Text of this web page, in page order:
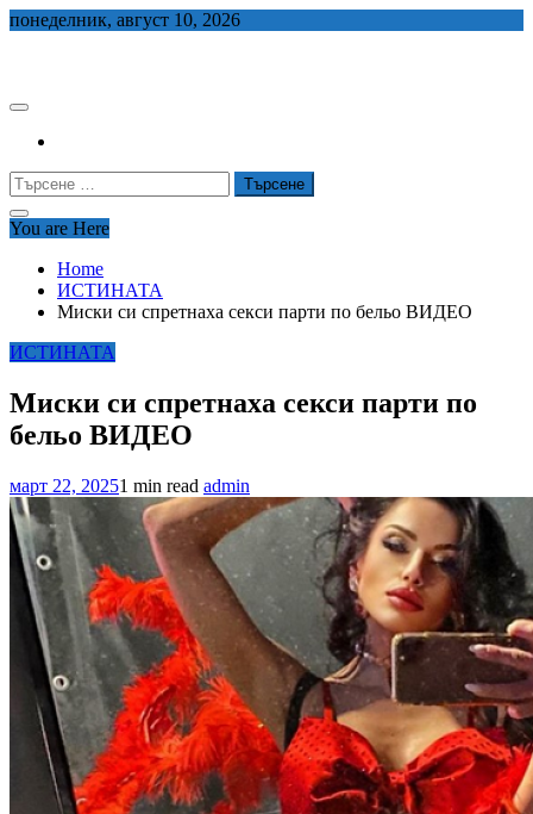
Skip
понеделник, август 10, 2026
Търсене
за:
You are Here
Home
ИСТИНАТА
Миски си спретнаха секси парти по бельо ВИДЕО
ИСТИНАТА
Миски си спретнаха секси парти по
бельо ВИДЕО
март 22, 20251 min read admin